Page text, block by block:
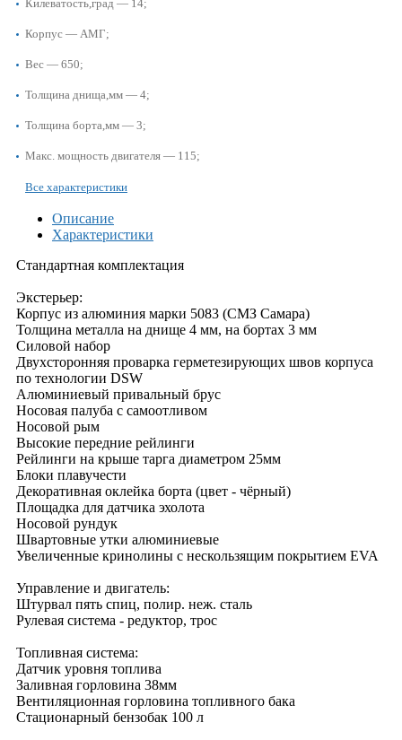
Килеватость,град — 14;
Корпус — АМГ;
Вес — 650;
Толщина днища,мм — 4;
Толщина борта,мм — 3;
Макс. мощность двигателя — 115;
Все характеристики
Описание
Характеристики
Стандартная комплектация
Экстерьер:
Корпус из алюминия марки 5083 (СМЗ Самара)
Толщина металла на днище 4 мм, на бортах 3 мм
Силовой набор
Двухсторонняя проварка герметезирующих швов корпуса
по технологии DSW
Алюминиевый привальный брус
Носовая палуба с самоотливом
Носовой рым
Высокие передние рейлинги
Рейлинги на крыше тарга диаметром 25мм
Блоки плавучести
Декоративная оклейка борта (цвет - чёрный)
Площадка для датчика эхолота
Носовой рундук
Швартовные утки алюминиевые
Увеличенные кринолины с нескользящим покрытием EVA
Управление и двигатель:
Штурвал пять спиц, полир. неж. сталь
Рулевая система - редуктор, трос
Топливная система:
Датчик уровня топлива
Заливная горловина 38мм
Вентиляционная горловина топливного бака
Стационарный бензобак 100 л